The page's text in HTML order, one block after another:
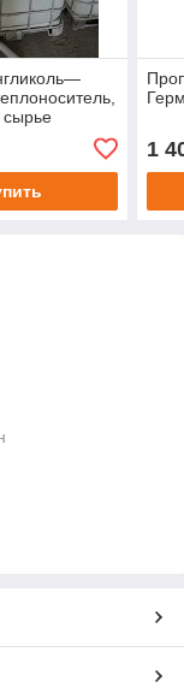
сырье
(ГОСТ
1